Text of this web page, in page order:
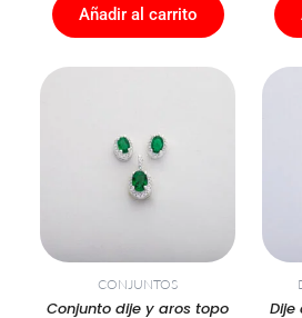
Añadir al carrito
CONJUNTOS
Conjunto dije y aros topo
Dije